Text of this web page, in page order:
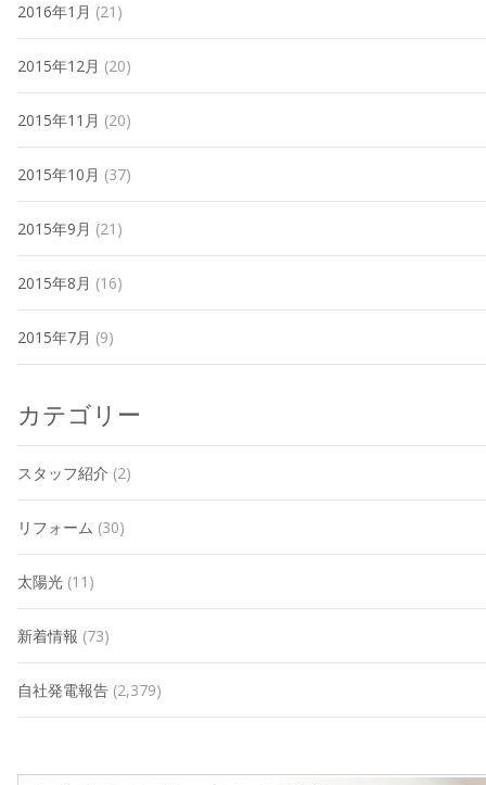
2016年1月 (21)
2015年12月 (20)
2015年11月 (20)
2015年10月 (37)
2015年9月 (21)
2015年8月 (16)
2015年7月 (9)
カテゴリー
スタッフ紹介 (2)
リフォーム (30)
太陽光 (11)
新着情報 (73)
自社発電報告 (2,379)